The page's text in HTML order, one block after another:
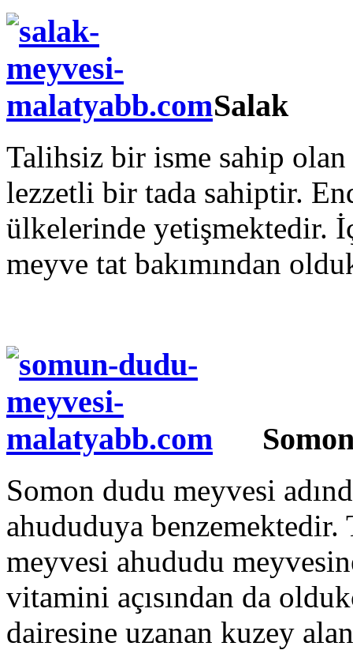
Salak
Talihsiz bir isme sahip
lezzetli bir tada sahiptir.
ülkelerinde yetişmektedir. İç
meyve tat bakımından
Somon dudu meyvesi
ahududuya
meyvesi ahududu
vitamini açısından da
dairesine uzanan kuzey